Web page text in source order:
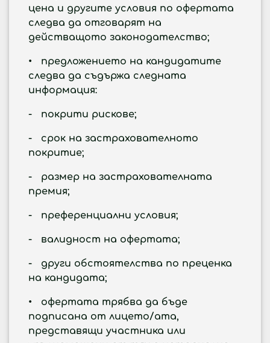
цена и другите условия по офертата
следва да отговарят на
действащото законодателство;
• предложението на кандидатите
следва да съдържа следната
информация:
- покрити рискове;
- срок на застрахователното
покритие;
- размер на застрахователната
премия;
- преференциални условия;
- валидност на офертата;
- други обстоятелства по преценка
на кандидата;
• офертата трябва да бъде
подписана от лицето/ата,
представящи участника или